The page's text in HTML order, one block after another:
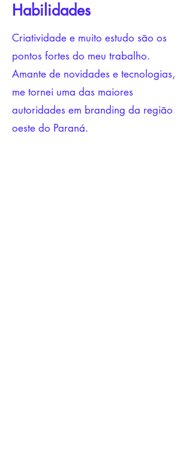
Criatividade e muito estudo são os
pontos fortes do meu trabalho.
Amante de novidades e tecnologias,
me tornei uma das maiores
autoridades em branding da região
oeste do Paraná.
Habilidades